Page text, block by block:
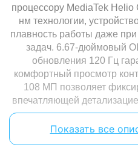
процессору MediaTek
нм технологии,
плавность работы даже
задач. 6.67-дюймовый
обновления 120 Гц
комфортный просмотр
108 МП позволяет
впечатляющей
Вт обеспечивает
любой момент.Redmi Note
Показать все